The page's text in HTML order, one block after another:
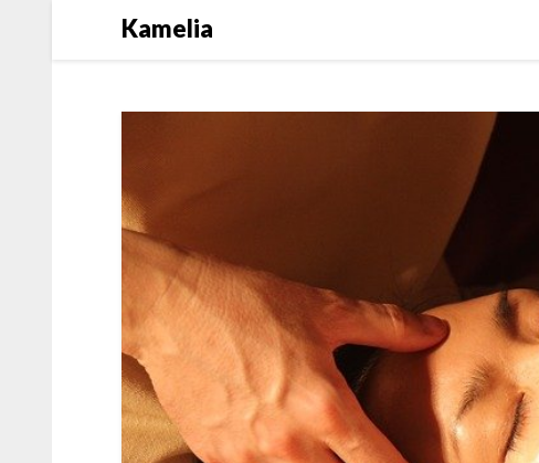
Kamelia